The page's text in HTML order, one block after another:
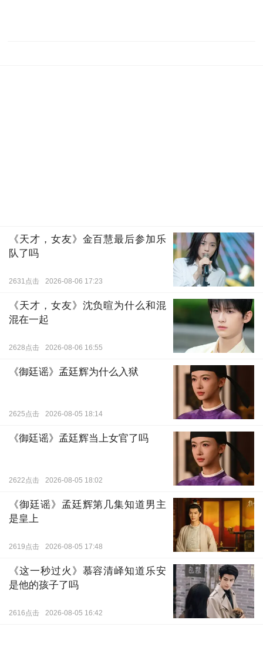
《天才，女友》金百慧最后参加乐
队了吗
2631点击 2026-08-06 17:23
《天才，女友》沈负暄为什么和混
混在一起
2628点击 2026-08-06 16:55
《御廷谣》孟廷辉为什么入狱
2625点击 2026-08-05 18:14
《御廷谣》孟廷辉当上女官了吗
2622点击 2026-08-05 18:02
《御廷谣》孟廷辉第几集知道男主
是皇上
2619点击 2026-08-05 17:48
《这一秒过火》慕容清峄知道乐安
是他的孩子了吗
2616点击 2026-08-05 16:42